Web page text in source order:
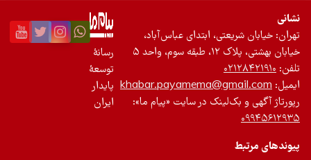
خیابان شریعتی، ابتدای عباس‌آباد،
بهشتی، پلاک ۱۲، طبقه سوم، واحد ۵
۰۲۱۲۸۴۲۱۹۱۰
khabar.payamema@gmail.com
آگهی و بک‌لینک در سایت «پیام ما»:
مرتبط
رسانۀ
توسعۀ
پایدار
ایران